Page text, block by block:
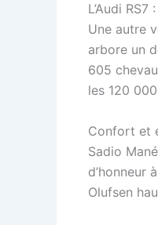
L’Audi
Une autre
arbore un
605
les 120
Confort et
Sadio
d’honneur
Olufsen